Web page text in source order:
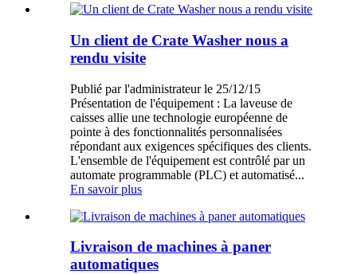
Un client de Crate Washer nous a
rendu visite
Publié par l'administrateur le 25/12/15
Présentation de l'équipement : La laveuse de
caisses allie une technologie européenne de
pointe à des fonctionnalités personnalisées
répondant aux exigences spécifiques des clients.
L'ensemble de l'équipement est contrôlé par un
automate programmable (PLC) et automatisé...
En savoir plus
Livraison de machines à paner
automatiques